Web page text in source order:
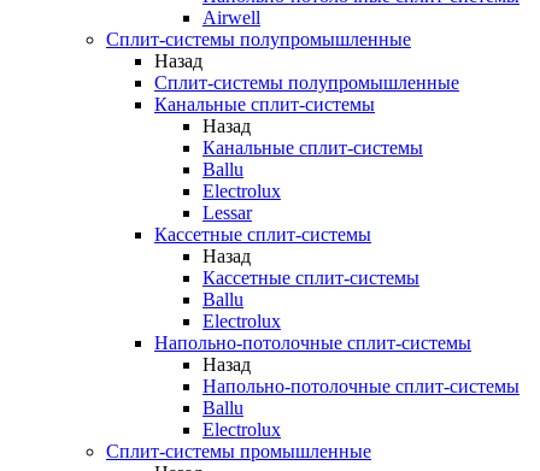
Airwell
Сплит-системы полупромышленные
Назад
Сплит-системы полупромышленные
Канальные сплит-системы
Назад
Канальные сплит-системы
Ballu
Electrolux
Lessar
Кассетные сплит-системы
Назад
Кассетные сплит-системы
Ballu
Electrolux
Напольно-потолочные сплит-системы
Назад
Напольно-потолочные сплит-системы
Ballu
Electrolux
Сплит-системы промышленные